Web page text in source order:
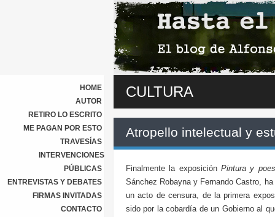
HOME
AUTOR
RETIRO LO ESCRITO
ME PAGAN POR ESTO
TRAVESÍAS
INTERVENCIONES
PÚBLICAS
ENTREVISTAS Y DEBATES
FIRMAS INVITADAS
CONTACTO
CULTURA
Atropello intelectual y
Finalmente la exposiciónPintura y
Sánchez Robayna y Fernando Castro,
un acto de censura, de la primera
sido por la cobardía de un Gobierno al